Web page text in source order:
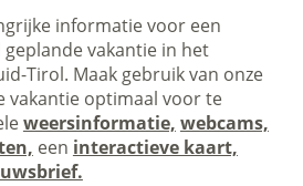
informatie voor een
vakantie in het
Tirol. Maak gebruik van onze
vakantie optimaal voor te
weersinformatie, webcams,
een interactieve kaart,